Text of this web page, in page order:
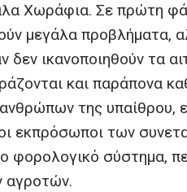
Χωράφια. Σε πρώτη
μεγάλα προβλήματα,
δεν ικανοποιηθούν τα
και παράπονα
της υπαίθρου,
εκπρόσωποι των
φορολογικό σύστημα,
αγροτών.